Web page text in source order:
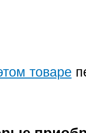
товаре